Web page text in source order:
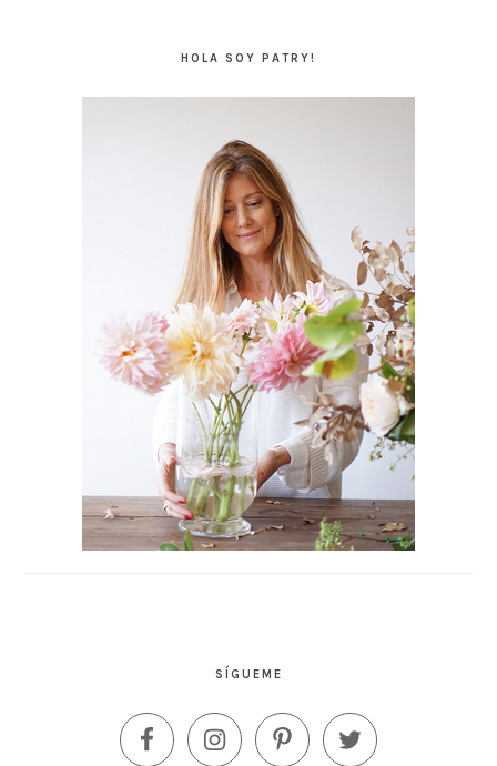
HOLA SOY PATRY!
SÍGUEME